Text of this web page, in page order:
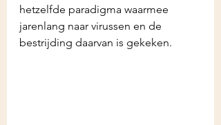
hetzelfde paradigma waarmee
jarenlang naar virussen en de
bestrijding daarvan is gekeken.